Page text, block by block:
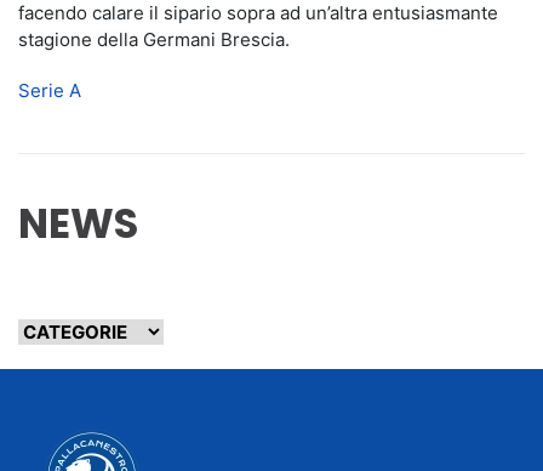
facendo calare il sipario sopra ad un’altra entusiasmante
stagione della Germani Brescia.
Serie A
NEWS